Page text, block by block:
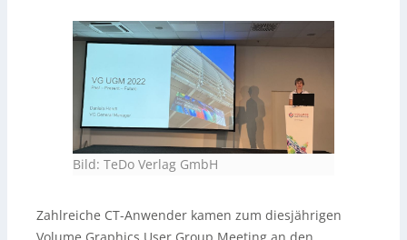
Bild: TeDo Verlag GmbH
Zahlreiche CT-Anwender kamen zum diesjährigen